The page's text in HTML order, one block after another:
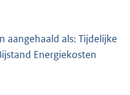
aangehaald als: Tijdelijke
Energiekosten